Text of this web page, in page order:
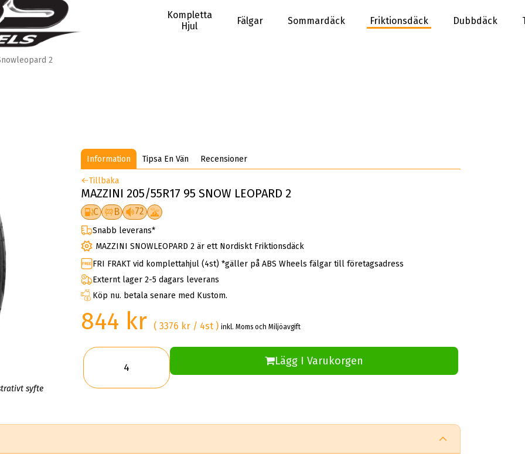
Kompletta
Hjul
Fälgar Sommardäck Friktionsdäck Dubbdäck
2
syfte
Information Tipsa En Vän Recensioner
Tillbaka
MAZZINI 205/55R17 95 SNOW LEOPARD 2
C B 72
Snabb leverans*
MAZZINI SNOWLEOPARD 2 är ett Nordiskt Friktionsdäck
FRI FRAKT vid komplettahjul (4st) *gäller på ABS Wheels fälgar till företagsadress
Externt lager 2-5 dagars leverans
Köp nu. betala senare med Kustom.
844 kr ( 3376 kr / 4st )inkl. Moms och Miljöavgift
Lägg I Varukorgen